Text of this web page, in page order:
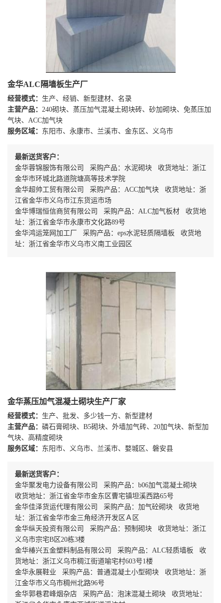
金华ALC隔墙板生产厂
经营模式： 生产、经销、新型建材、名录
主营产品： 240砌块、蒸压加气混凝土砌块砖、砂加砌块、免蒸压加
气块、ACC加气块
服务区域： 东阳市、永康市、兰溪市、金东区、义乌市
最新送货客户：
金华蓉锦服饰有限公司 采购产品：水泥砌块 收货地址：浙江
金华市环城北路道院塘高等技术学院
金华超帅工贸有限公司 采购产品：ACC加气块 收货地址：浙
江省金华市义乌市江东货运市场
金华博瑞恒信商贸有限公司 采购产品：ALC加气板材 收货地
址：浙江省金华市永康市文化路89号
金华鸿运笼网加工厂 采购产品：eps水泥轻质隔墙板 收货地
址：浙江省金华市义乌市义南工业园区
金华蒸压加气混凝土砌块生产厂家
经营模式： 生产、批发、多少钱一方、新型建材
主营产品： 磷石膏砌块、B5砌块、外墙加气砖、20加气块、新型加
气块、高精度砌块
服务区域： 东阳市、义乌市、兰溪市、婺城区、磐安县
最新送货客户：
金华聚发电力设备有限公司 采购产品：b06加气混凝土砌块
收货地址：浙江省金华市金东区曹宅镇坦溪西路65号
金华佳泽货运代理有限公司 采购产品：加气砼砌块 收货地
址：浙江省金华市金三角经济开发区Ａ区
金华纵天投资有限公司 采购产品：预制砌块 收货地址：浙江
义乌市宗宅B区20栋3楼
金华椿兴五金塑料制品有限公司 采购产品：ALC轻质墙板 收
货地址：浙江义乌市稠江街道喻宅村603号1楼
金华永展鞋业 采购产品：普通混凝土小型砌块 收货地址：浙
江金华市义乌市稠州北路96号
金华郭巷君峰烟杂店 采购产品：泡沫混凝土砌块 收货地址：